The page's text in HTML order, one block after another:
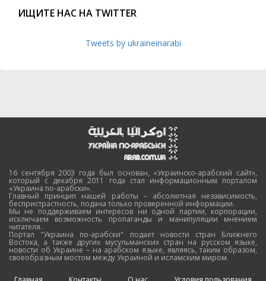
ИЩИТЕ НАС НА TWITTER
Tweets by ukraineinarabi
16 сентября 2003 года был основан, «Украинско-арабский сайт»,
который с декабря 2011 года стал информационным порталом
«Украина по-арабски».
Главный принцип нашей работы – абсолютная независимость,
беспристрастность, подача только проверенной информации.
Мы не поддерживаем интересов ни одной партии, корпорации,
исключаем возможность пропаганды и манипуляции мнением
читателя.
Портал "Украина по-арабски" подает новости стран Ближнего
Востока, а также других мусульманских стран на русском языке,
новости об Украине – на арабском языке, являясь, таким образом,
своеобразным мостом между Украиной и исламским миром.